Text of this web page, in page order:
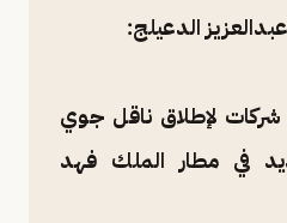
الدعيلج:
الإعلان عن تحالف 3 شركات لإطلاق ناقل جوي
في مطار الملك فهد